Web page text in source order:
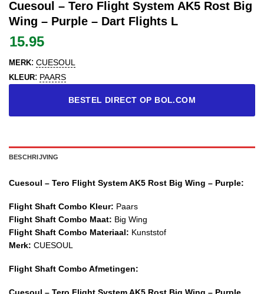
Cuesoul – Tero Flight System AK5 Rost Big
Wing – Purple – Dart Flights L
15.95
MERK: CUESOUL
KLEUR: PAARS
BESTEL DIRECT OP BOL.COM
BESCHRIJVING
Cuesoul – Tero Flight System AK5 Rost Big Wing – Purple:
Flight Shaft Combo Kleur: Paars
Flight Shaft Combo Maat: Big Wing
Flight Shaft Combo Materiaal: Kunststof
Merk: CUESOUL
Flight Shaft Combo Afmetingen: